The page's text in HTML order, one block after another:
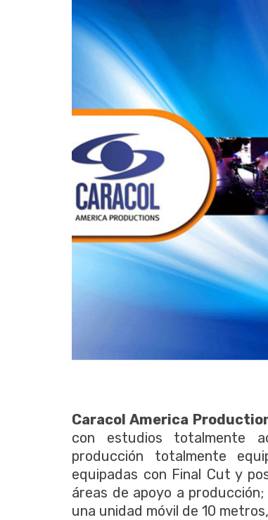
Caracol America
con estudios totalmente
producción totalmente
equipadas con Final Cut y
áreas de apoyo a
una unidad móvil de 10